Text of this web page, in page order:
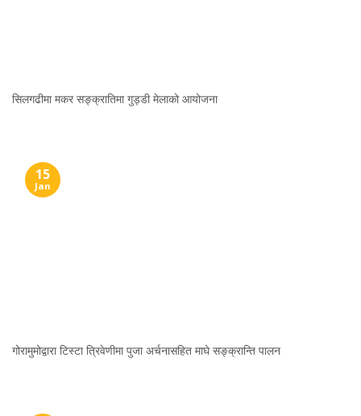
सिलगढीमा मकर सङ्क्रातिमा गुड्डी मेलाको आयोजना
गोरामुमोद्वारा टिस्टा त्रिवेणीमा पुजा अर्चनासहित माघे सङ्क्रान्ति पालन
15
Jan